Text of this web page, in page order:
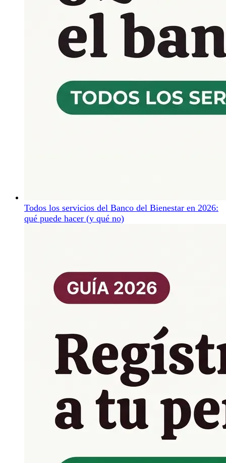
Todos los servicios del Banco del Bienestar en 2026:
qué puede hacer (y qué no)